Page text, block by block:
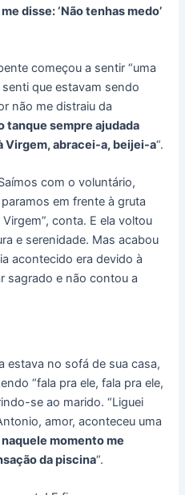
disse: ‘Não tenhas medo’
começou a sentir “uma
que estavam sendo
não me distraiu da
tanque sempre ajudada
Virgem, abracei-a, beijei-a“.
com o voluntário,
em frente à gruta
conta. E ela voltou
e serenidade. Mas acabou
acontecido era devido à
sagrado e não contou a
estava no sofá de sua casa,
“fala pra ele, fala pra ele,
se ao marido. “Liguei
amor, aconteceu uma
naquele momento me
da piscina“.